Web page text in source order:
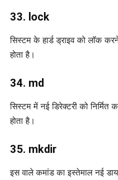
33. lock
सिस्टम के हार्ड ड्राइव को लॉक
होता है।
34. md
सिस्टम में नई डिरेक्टरी को
होता है।
35. mkdir
इस वाले कमांड का इस्तेमाल नई